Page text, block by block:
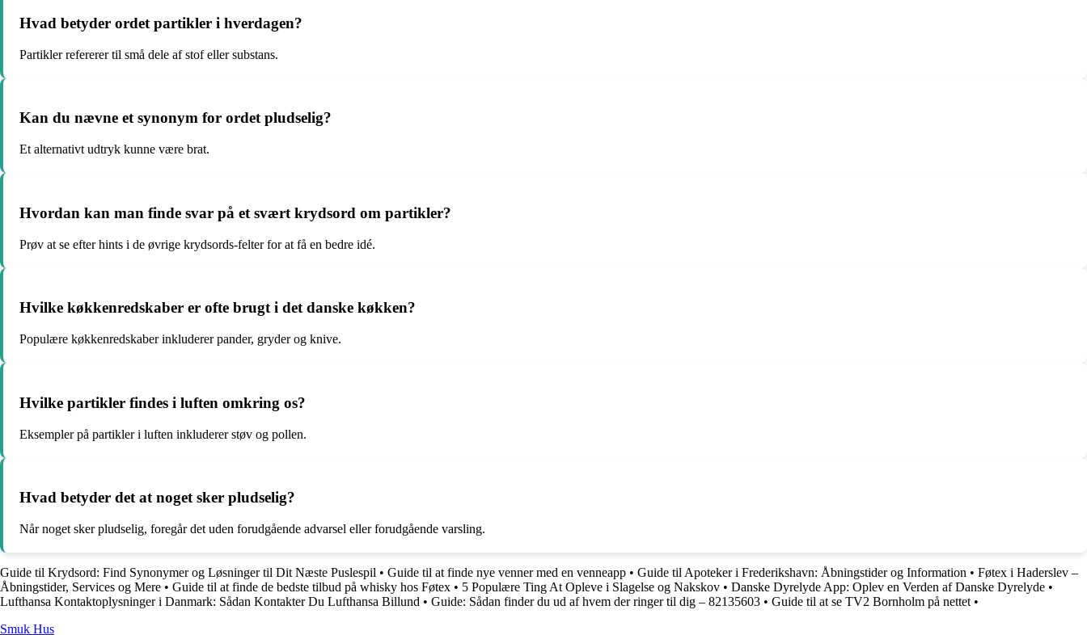
Hvad betyder ordet partikler i hverdagen?
Partikler refererer til små dele af stof eller substans.
Kan du nævne et synonym for ordet pludselig?
Et alternativt udtryk kunne være brat.
Hvordan kan man finde svar på et svært krydsord om partikler?
Prøv at se efter hints i de øvrige krydsords-felter for at få en bedre idé.
Hvilke køkkenredskaber er ofte brugt i det danske køkken?
Populære køkkenredskaber inkluderer pander, gryder og knive.
Hvilke partikler findes i luften omkring os?
Eksempler på partikler i luften inkluderer støv og pollen.
Hvad betyder det at noget sker pludselig?
Når noget sker pludselig, foregår det uden forudgående advarsel eller forudgående varsling.
Guide til Krydsord: Find Synonymer og Løsninger til Dit Næste Puslespil • Guide til at finde nye venner med en venneapp • Guide til Apoteker i Frederikshavn: Åbningstider og Information • Føtex i Haderslev –
Åbningstider, Services og Mere • Guide til at finde de bedste tilbud på whisky hos Føtex • 5 Populære Ting At Opleve i Slagelse og Nakskov • Danske Dyrelyde App: Oplev en Verden af Danske Dyrelyde •
Lufthansa Kontaktoplysninger i Danmark: Sådan Kontakter Du Lufthansa Billund • Guide: Sådan finder du ud af hvem der ringer til dig – 82135603 • Guide til at se TV2 Bornholm på nettet •
Smuk Hus